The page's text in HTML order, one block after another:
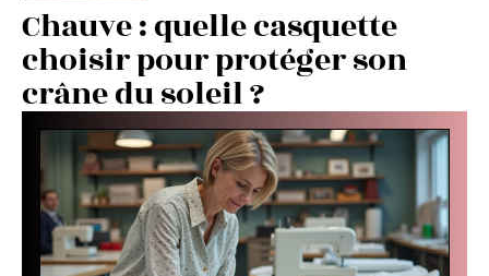
Chauve : quelle casquette
choisir pour protéger son
crâne du soleil ?